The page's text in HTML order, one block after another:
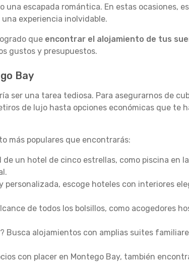
escapada romántica. En estas ocasiones,
experiencia inolvidable.
que encontrar el alojamiento de tus
gustos y presupuestos.
Bay
ser una tarea tediosa. Para asegurarnos de
de lujo hasta opciones económicas que te
más populares que encontrarás:
un hotel de cinco estrellas, como piscina en
personalizada, escoge hoteles con interiores
de todos los bolsillos, como acogedores
Busca alojamientos con amplias suites
con placer en Montego Bay, también